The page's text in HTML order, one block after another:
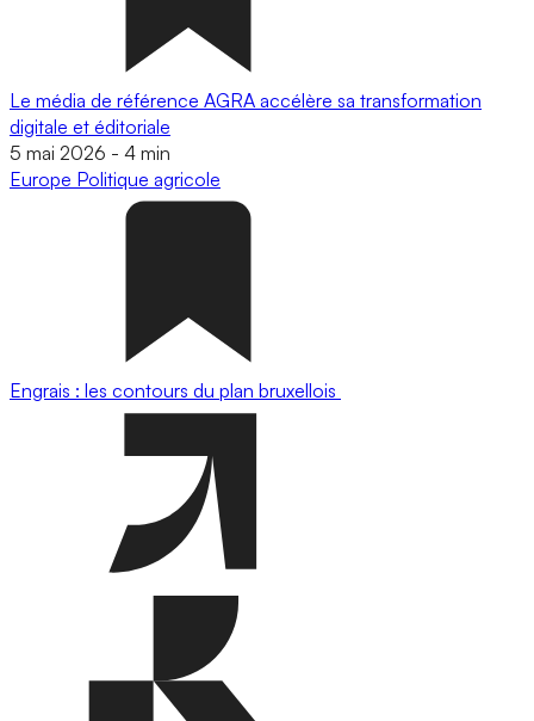
Le média de référence AGRA accélère sa transformation
digitale et éditoriale
5 mai 2026 - 4 min
Europe Politique agricole
Engrais : les contours du plan bruxellois